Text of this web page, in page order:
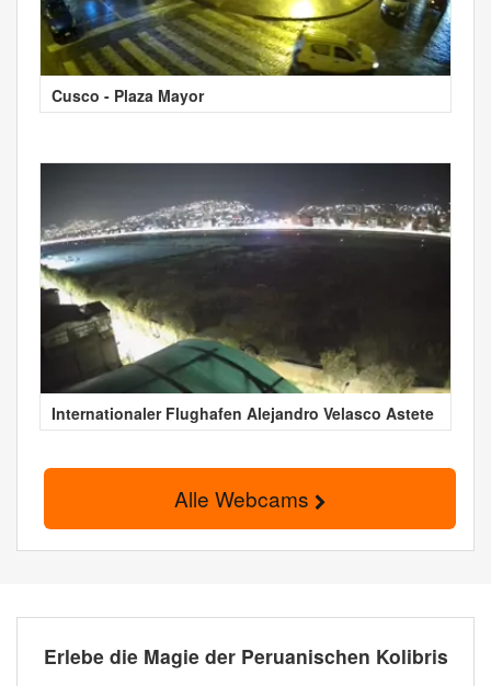
Cusco - Plaza Mayor
Internationaler Flughafen Alejandro Velasco Astete
Alle Webcams
Erlebe die Magie der Peruanischen Kolibris